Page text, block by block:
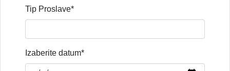
Tip Proslave*
Izaberite datum*